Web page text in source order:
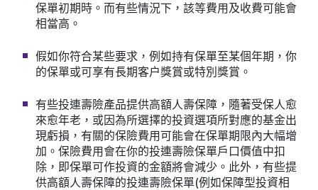
保單初期時。而有些情況下，該等費用及收費可能會
相當高。
假如你符合某些要求，例如持有保單至某個年期，你
的保單或可享有長期客户獎賞或特別獎賞。
有些投連壽險產品提供高額人壽保障，隨著受保人愈
來愈年老，或因為所選擇的投資選項所對應的基金出
現虧損，有關的保險費用可能會在保單期限內大幅增
加。保險費用會在你的投連壽險保單戶口價值中扣
除，即保單可作投資的金額將會減少。此外，有些提
供高額人壽保障的投連壽險保單(例如保障型投資相